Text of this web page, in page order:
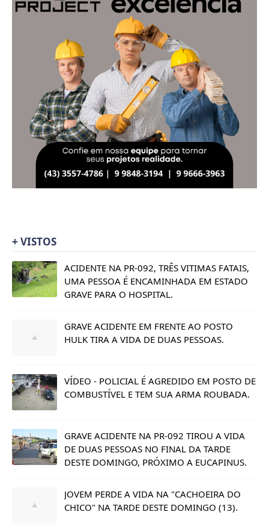
+ VISTOS
ACIDENTE NA PR-092, TRÊS VITIMAS FATAIS,
UMA PESSOA É ENCAMINHADA EM ESTADO
GRAVE PARA O HOSPITAL.
GRAVE ACIDENTE EM FRENTE AO POSTO
HULK TIRA A VIDA DE DUAS PESSOAS.
VÍDEO - POLICIAL É AGREDIDO EM POSTO DE
COMBUSTÍVEL E TEM SUA ARMA ROUBADA.
GRAVE ACIDENTE NA PR-092 TIROU A VIDA
DE DUAS PESSOAS NO FINAL DA TARDE
DESTE DOMINGO, PRÓXIMO A EUCAPINUS.
JOVEM PERDE A VIDA NA "CACHOEIRA DO
CHICO" NA TARDE DESTE DOMINGO (13).